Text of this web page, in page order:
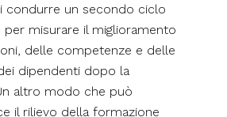
condurre un secondo ciclo
per misurare il miglioramento
delle competenze e delle
dipendenti dopo la
altro modo che può
il rilievo della formazione